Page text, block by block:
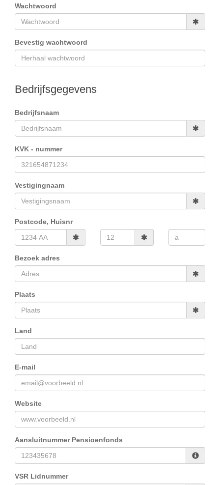
Wachtwoord
Bevestig wachtwoord
Bedrijfsgegevens
Bedrijfsnaam
KVK - nummer
Vestigingnaam
Postcode, Huisnr
Bezoek adres
Plaats
Land
E-mail
Website
Aansluitnummer Pensioenfonds
VSR Lidnummer